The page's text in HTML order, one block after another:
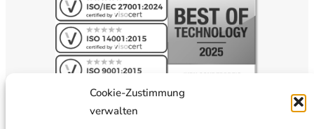
Cookie-Zustimmung
verwalten